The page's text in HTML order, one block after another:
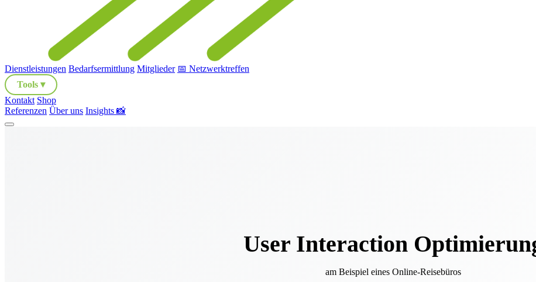
Dienstleistungen Bedarfsermittlung Mitglieder 📅 Netzwerktreffen
Tools ▾
Kontakt Shop
Referenzen Über uns Insights 📸
User Interaction
am Beispiel eines Online-Reisebüros